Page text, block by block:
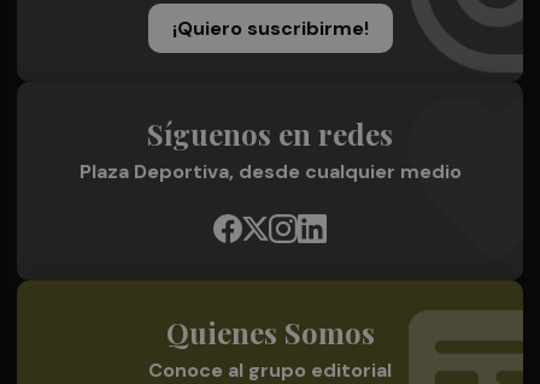
¡Quiero suscribirme!
Síguenos en redes
Plaza Deportiva, desde cualquier medio
Quienes Somos
Conoce al grupo editorial